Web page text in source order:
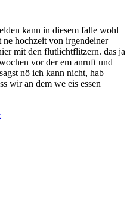
kann in diesem falle wohl
ne hochzeit von irgendeiner
mit den flutlichtflitzern. das ja
vor der em anruft und
nö ich kann nicht, hab
wir an dem we eis essen